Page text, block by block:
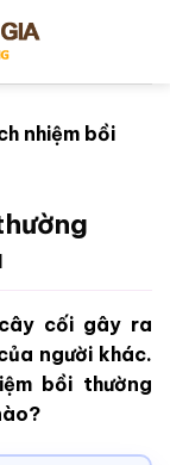
nhiệm bồi
cối gây ra
người khác.
bồi thường